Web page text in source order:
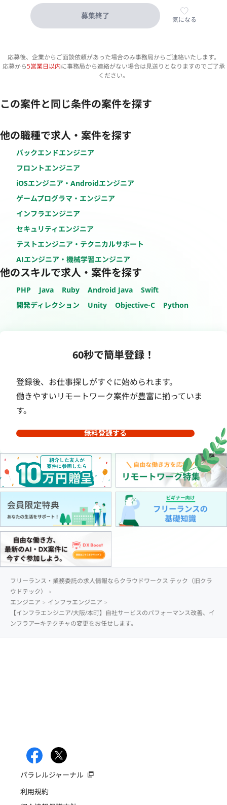
募集終了 気になる
応募後、企業からご面談依頼があった場合のみ事務局からご連絡いたします。
応募から5営業日以内に事務局から連絡がない場合は見送りとなりますのでご了承
ください。
この案件と同じ条件の案件を探す
他の職種で求人・案件を探す
バックエンドエンジニア
フロントエンジニア
iOSエンジニア・Androidエンジニア
ゲームプログラマ・エンジニア
インフラエンジニア
セキュリティエンジニア
テストエンジニア・テクニカルサポート
AIエンジニア・機械学習エンジニア
他のスキルで求人・案件を探す
PHP Java Ruby Android Java
Swift
開発ディレクション
Unity Objective-C Python
60秒で簡単登録！
登録後、お仕事探しがすぐに始められます。
働きやすいリモートワーク案件が豊富に揃っていま
す。
無料登録する
フリーランス・業務委託の求人情報ならクラウドワークス テック（旧クラ
ウドテック）
エンジニア
インフラエンジニア
【インフラエンジニア/大阪/本町】自社サービスのパフォーマンス改善、イ
ンフラアーキテクチャの変更をお任せします。
パラレルジャーナル
利用規約